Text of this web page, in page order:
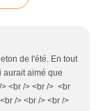
de l'été. En tout
aurait aimé que
<br /> <br /> <br
/> <br /> <br />